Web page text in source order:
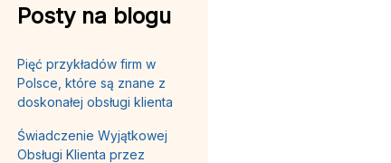
Posty na blogu
Pięć przykładów firm w
Polsce, które są znane z
doskonałej obsługi klienta
Świadczenie Wyjątkowej
Obsługi Klienta przez